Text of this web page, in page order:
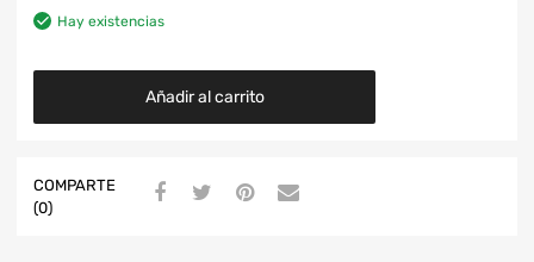
Hay existencias
Añadir al carrito
COMPARTE
(0)